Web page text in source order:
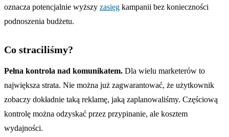
oznacza potencjalnie wyższy zasięg kampanii bez konieczności
podnoszenia budżetu.
Co straciliśmy?
Pełna kontrola nad komunikatem. Dla wielu marketerów to
największa strata. Nie można już zagwarantować, że użytkownik
zobaczy dokładnie taką reklamę, jaką zaplanowaliśmy. Częściową
kontrolę można odzyskać przez przypinanie, ale kosztem
wydajności.